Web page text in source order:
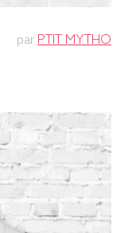
par PTIT MYTHO